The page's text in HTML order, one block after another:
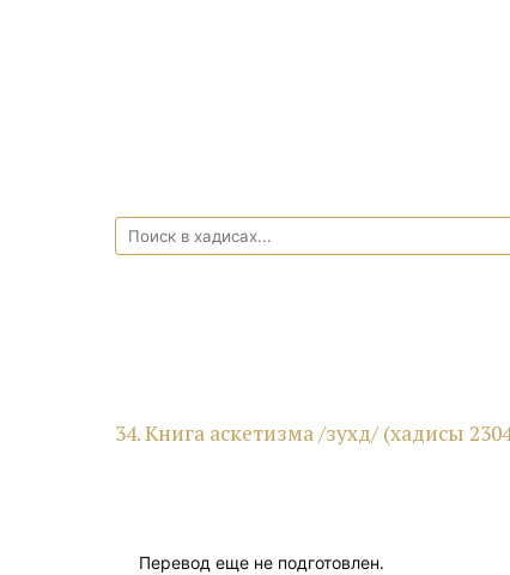
34. Книга аскетизма /зухд/ (хадисы
Перевод еще не подготовлен.